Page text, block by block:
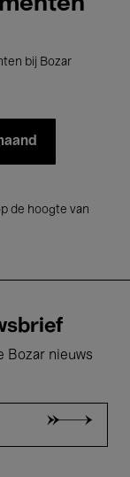
bij Bozar
de hoogte van
Bozar nieuws